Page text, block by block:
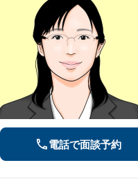
電話で面談予約